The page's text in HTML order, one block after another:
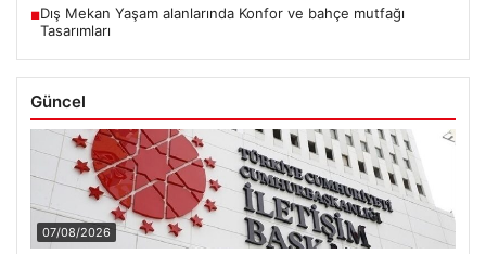
■Dış Mekan Yaşam alanlarında Konfor ve bahçe mutfağı
Tasarımları
Güncel
07/08/2026